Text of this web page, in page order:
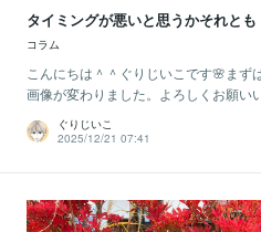
タイミングが悪いと思うかそれとも
コラム
こんにちは＾＾ぐりじいこです🌸ま
画像が変わりました。よろしくお願い
ぐりじいこ
2025/12/21 07:41